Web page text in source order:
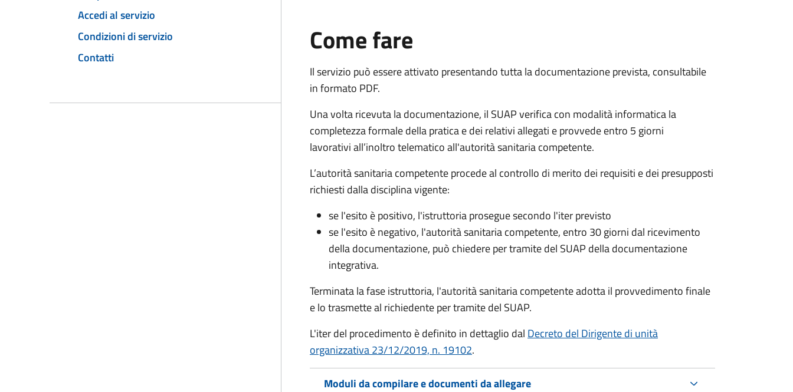
Accedi al servizio
Condizioni di servizio
Contatti
Come fare
Il servizio può essere attivato presentando tutta la documentazione prevista, consultabile
in formato PDF.
Una volta ricevuta la documentazione, il SUAP verifica con modalità informatica la
completezza formale della pratica e dei relativi allegati e provvede entro 5 giorni
lavorativi all’inoltro telematico all'autorità sanitaria competente.
L’autorità sanitaria competente procede al controllo di merito dei requisiti e dei presupposti
richiesti dalla disciplina vigente:
se l'esito è positivo, l'istruttoria prosegue secondo l'iter previsto
se l'esito è negativo, l'autorità sanitaria competente, entro 30 giorni dal ricevimento
della documentazione, può chiedere per tramite del SUAP della documentazione
integrativa.
Terminata la fase istruttoria, l'autorità sanitaria competente adotta il provvedimento finale
e lo trasmette al richiedente per tramite del SUAP.
L'iter del procedimento è definito in dettaglio dal Decreto del Dirigente di unità
organizzativa 23/12/2019, n. 19102.
Moduli da compilare e documenti da allegare